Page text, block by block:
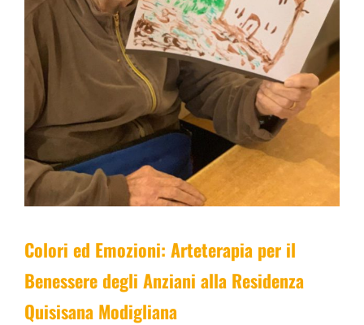
Colori ed Emozioni: Arteterapia per il
Benessere degli Anziani alla Residenza
Quisisana Modigliana